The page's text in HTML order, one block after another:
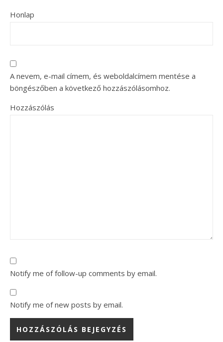
Honlap
A nevem, e-mail címem, és weboldalcímem mentése a
böngészőben a következő hozzászólásomhoz.
Hozzászólás
Notify me of follow-up comments by email.
Notify me of new posts by email.